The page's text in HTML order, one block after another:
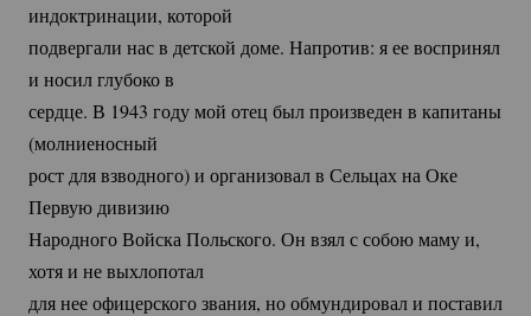
индоктринации, которой
подвергали нас в детской доме. Напротив: я ее воспринял
и носил глубоко в
сердце. В 1943 году мой отец был произведен в капитаны
(молниеносный
рост для взводного) и организовал в Сельцах на Оке
Первую дивизию
Народного Войска Польского. Он взял с собою маму и,
хотя и не выхлопотал
для нее офицерского звания, но обмундировал и поставил